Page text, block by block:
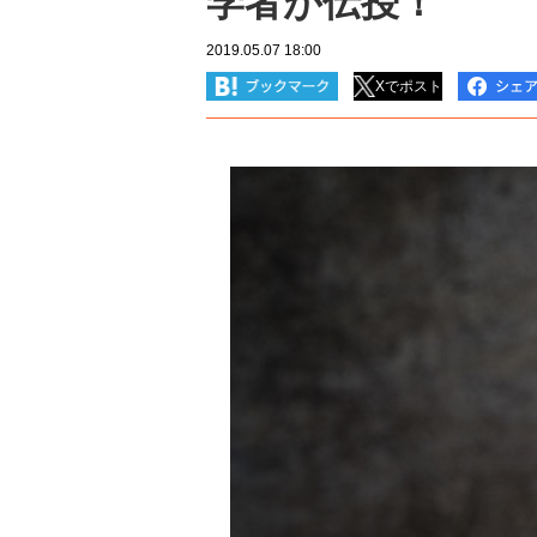
2019.05.07 18:00
Xでポスト